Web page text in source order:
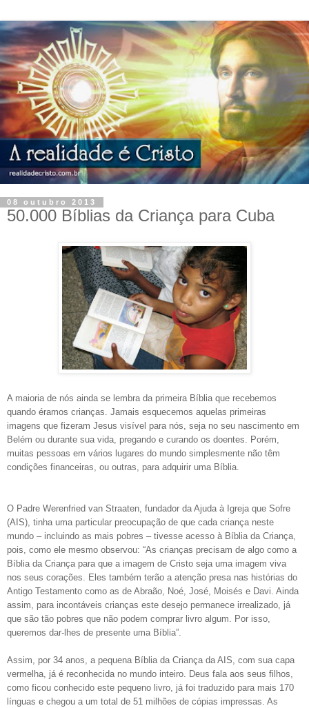
08 outubro 2013
50.000 Bíblias da Criança para Cuba
A maioria de nós ainda se lembra da primeira Bíblia que recebemos
quando éramos crianças. Jamais esquecemos aquelas primeiras
imagens que fizeram Jesus visível para nós, seja no seu nascimento em
Belém ou durante sua vida, pregando e curando os doentes. Porém,
muitas pessoas em vários lugares do mundo simplesmente não têm
condições financeiras, ou outras, para adquirir uma Bíblia.
O Padre Werenfried van Straaten, fundador da Ajuda à Igreja que Sofre
(AIS), tinha uma particular preocupação de que cada criança neste
mundo – incluindo as mais pobres – tivesse acesso à Bíblia da Criança,
pois, como ele mesmo observou: “As crianças precisam de algo como a
Bíblia da Criança para que a imagem de Cristo seja uma imagem viva
nos seus corações. Eles também terão a atenção presa nas histórias do
Antigo Testamento como as de Abraão, Noé, José, Moisés e Davi. Ainda
assim, para incontáveis crianças este desejo permanece irrealizado, já
que são tão pobres que não podem comprar livro algum. Por isso,
queremos dar-lhes de presente uma Bíblia”.
Assim, por 34 anos, a pequena Bíblia da Criança da AIS, com sua capa
vermelha, já é reconhecida no mundo inteiro. Deus fala aos seus filhos,
como ficou conhecido este pequeno livro, já foi traduzido para mais 170
línguas e chegou a um total de 51 milhões de cópias impressas. As